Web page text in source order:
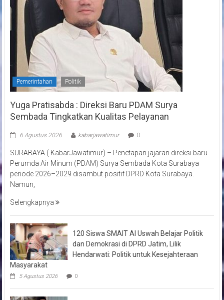
Pemerintahan Politik
Yuga Pratisabda : Direksi Baru PDAM Surya
Sembada Tingkatkan Kualitas Pelayanan
6 Agustus 2026 kabarjawatimur 0
SURABAYA ( KabarJawatimur) – Penetapan jajaran direksi baru
Perumda Air Minum (PDAM) Surya Sembada Kota Surabaya
periode 2026–2029 disambut positif DPRD Kota Surabaya.
Namun,
Selengkapnya
120 Siswa SMAIT Al Uswah Belajar Politik
dan Demokrasi di DPRD Jatim, Lilik
Hendarwati: Politik untuk Kesejahteraan
Masyarakat
5 Agustus 2026 0